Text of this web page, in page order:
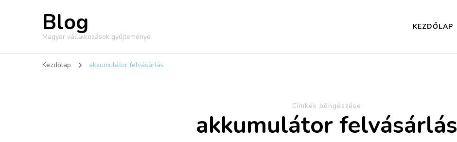
Blog
Magyar vállalkozások gyűjteménye
KEZDŐLAP
Kezdőlap akkumulátor felvásárlás
Címkék böngészése
akkumulátor felvásárlás